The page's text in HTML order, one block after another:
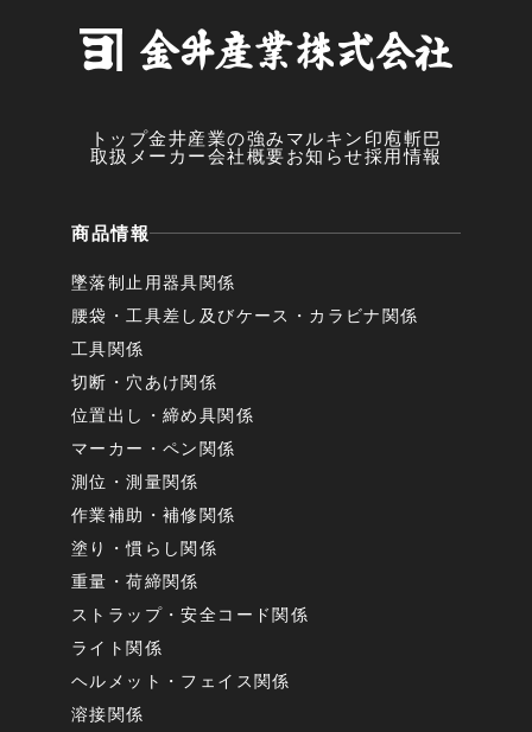
トップ金井産業の強み マルキン印 庖斬巴
取扱メーカー会社概要お知らせ採用情報
商品情報
墜落制止用器具関係
腰袋・工具差し及びケース・カラビナ関係
工具関係
切断・穴あけ関係
位置出し・締め具関係
マーカー・ペン関係
測位・測量関係
作業補助・補修関係
塗り・慣らし関係
重量・荷締関係
ストラップ・安全コード関係
ライト関係
ヘルメット・フェイス関係
溶接関係